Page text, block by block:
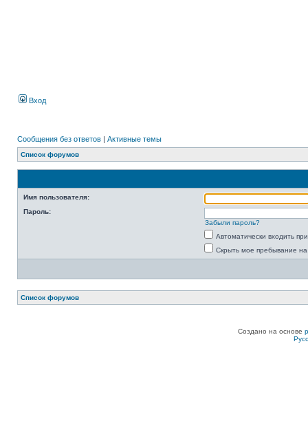
Вход
Сообщения без ответов | Активные темы
Список форумов
Имя пользователя:
Пароль:
Забыли пароль?
Автоматически входить
Скрыть мое пребывание
Список форумов
Создано на основе